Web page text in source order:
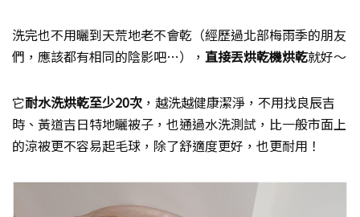
洗完也不用曬到天荒地老不會乾（經歷過北部梅雨季的朋友
們，應該都有相同的陰影吧…）， 直接丟烘乾機烘乾就好～
它耐水洗烘乾至少20次 ，越洗越健康潔淨，不用找良辰吉
時、黃道吉日特地曬被子，也通過水洗測試，比一般市面上
的涼被更不容易起毛球，除了舒適度更好，也更耐用！